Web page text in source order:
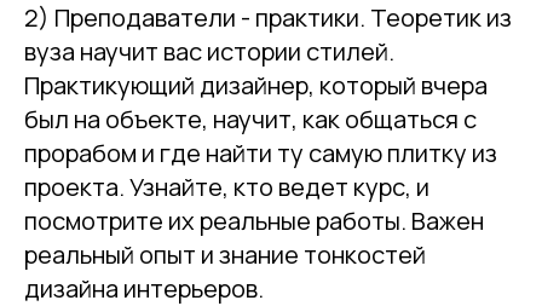
2) Преподаватели - практики. Теоретик из
вуза научит вас истории стилей.
Практикующий дизайнер, который вчера
был на объекте, научит, как общаться с
прорабом и где найти ту самую плитку из
проекта. Узнайте, кто ведет курс, и
посмотрите их реальные работы. Важен
реальный опыт и знание тонкостей
дизайна интерьеров.